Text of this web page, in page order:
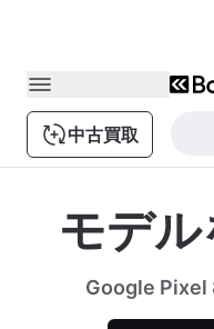
中古買取
モデ
Google Pixel